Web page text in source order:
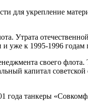
для укрепление
Утрата
и уже к 1995-1996
своего
капитал
года танкеры